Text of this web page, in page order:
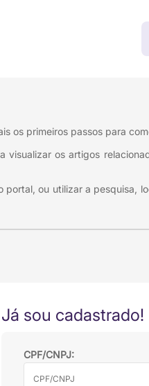
os primeiros passos para
visualizar os artigos
ou utilizar a pesquisa,
Já sou cadastrado!
CPF/CNPJ